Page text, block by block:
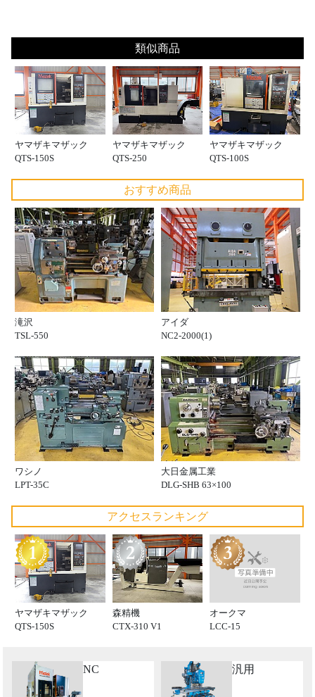
類似商品
ヤマザキマザック
QTS-150S
ヤマザキマザック
QTS-250
ヤマザキマザック
QTS-100S
おすすめ商品
滝沢
TSL-550
アイダ
NC2-2000(1)
ワシノ
LPT-35C
大日金属工業
DLG-SHB 63×100
アクセスランキング
ヤマザキマザック
QTS-150S
森精機
CTX-310 V1
オークマ
LCC-15
NC 汎用